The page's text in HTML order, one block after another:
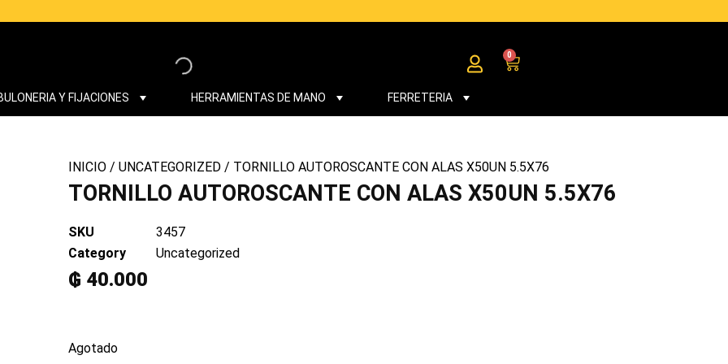
0 Cart
Y FIJACIONES HERRAMIENTAS DE MANO FERRETERIA
INICIO/ UNCATEGORIZED/ TORNILLO AUTOROSCANTE CON ALAS X50UN 5.5X76
TORNILLO AUTOROSCANTE CON ALAS X50UN 5.5X76
SKU
3457
Category
Uncategorized
₲ 40.000
Agotado